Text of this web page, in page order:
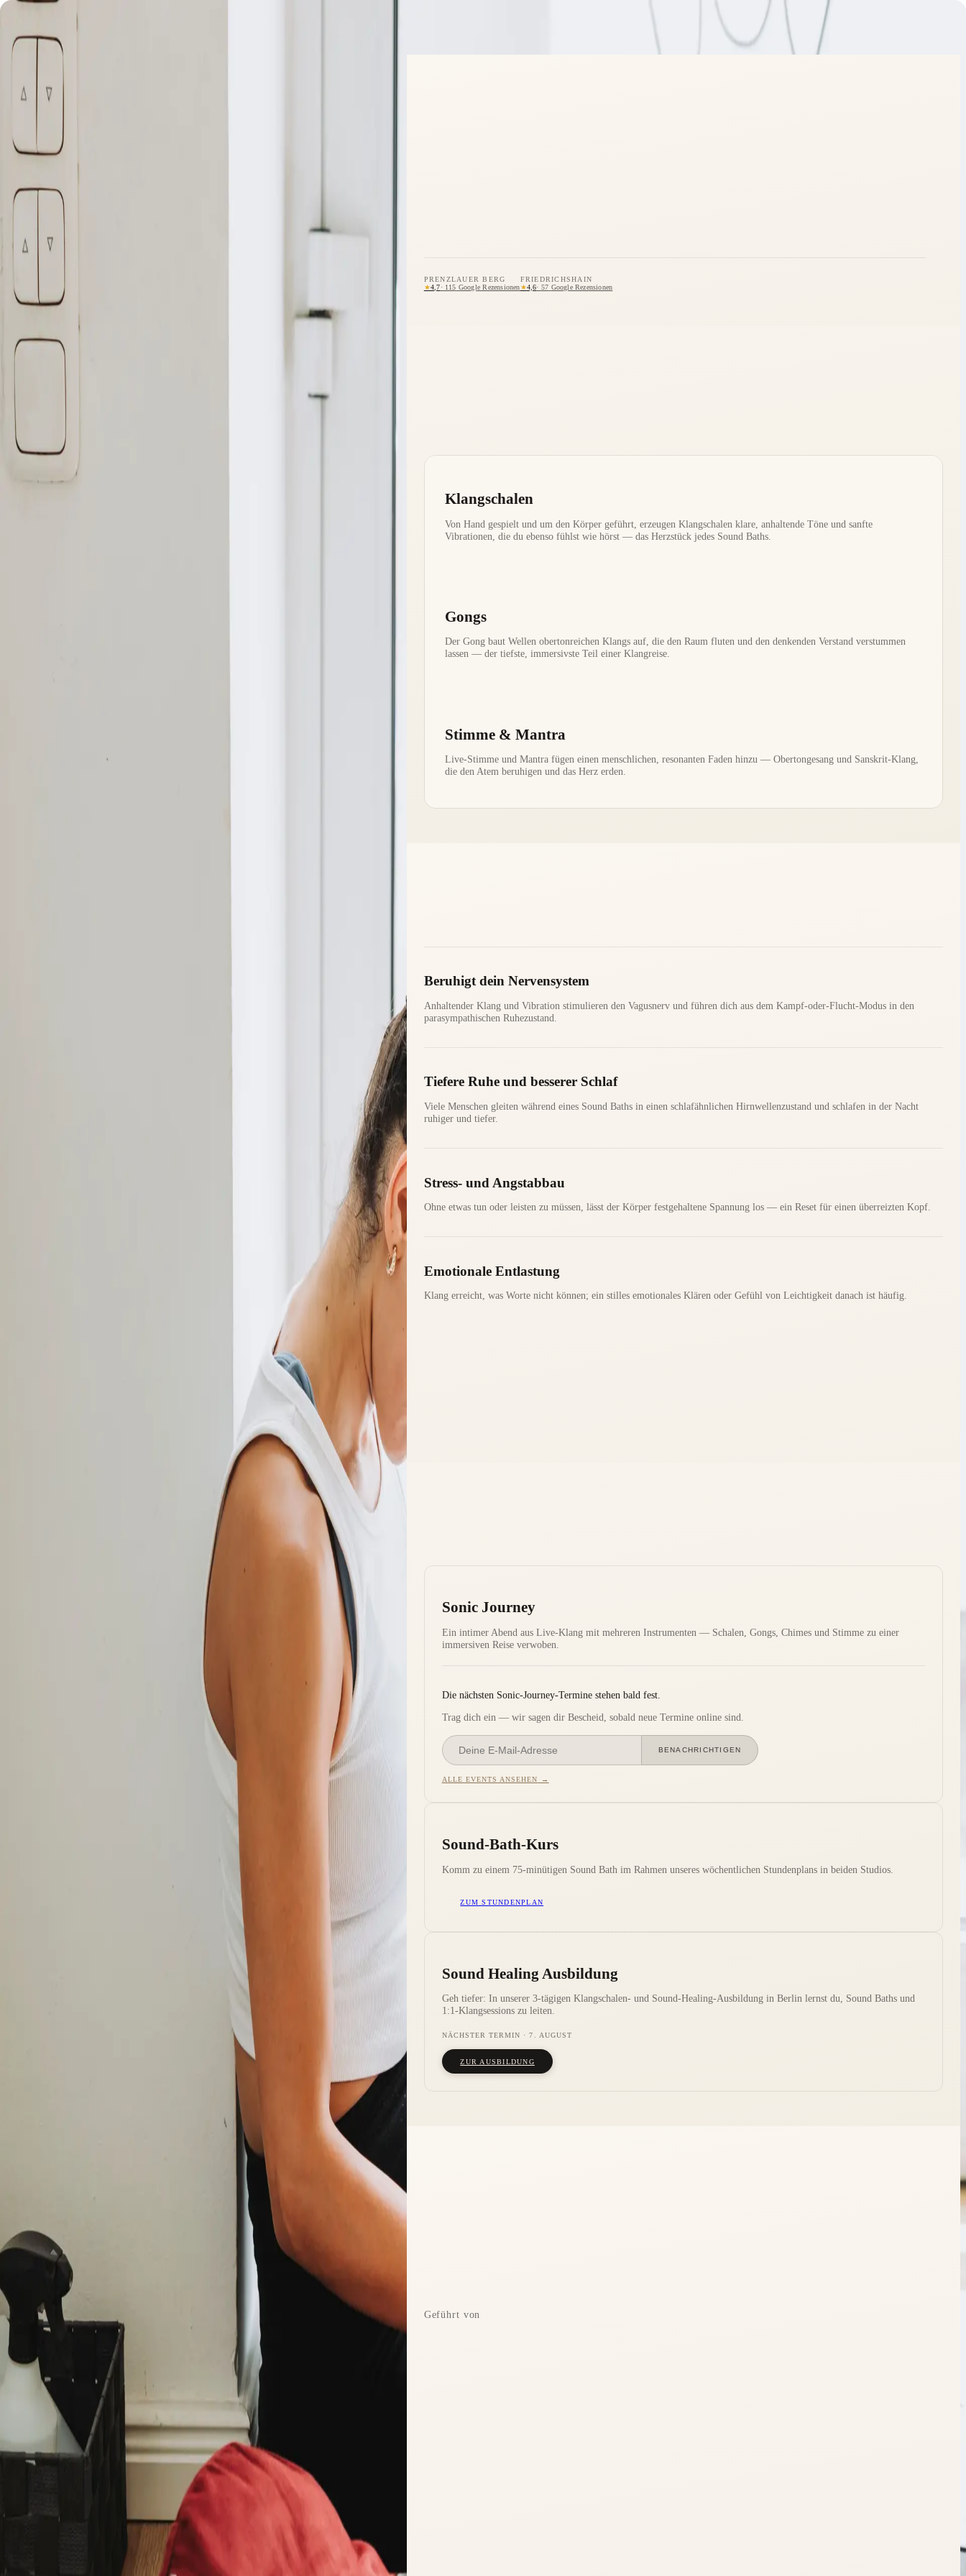
Academy
Kurse
Studios
PRENZLAUER BERG
★4,7· 115 Google Rezensionen
FRIEDRICHSHAIN
★4,6· 57 Google Rezensionen
Klangschalen
Von Hand gespielt und um den Körper geführt, erzeugen Klangschalen klare, anhaltende Töne und sanfte
Vibrationen, die du ebenso fühlst wie hörst — das Herzstück jedes Sound Baths.
Gongs
Der Gong baut Wellen obertonreichen Klangs auf, die den Raum fluten und den denkenden Verstand verstummen
lassen — der tiefste, immersivste Teil einer Klangreise.
Stimme & Mantra
Live-Stimme und Mantra fügen einen menschlichen, resonanten Faden hinzu — Obertongesang und Sanskrit-Klang,
die den Atem beruhigen und das Herz erden.
Beruhigt dein Nervensystem
Anhaltender Klang und Vibration stimulieren den Vagusnerv und führen dich aus dem Kampf-oder-Flucht-Modus in den
parasympathischen Ruhezustand.
Tiefere Ruhe und besserer Schlaf
Viele Menschen gleiten während eines Sound Baths in einen schlafähnlichen Hirnwellenzustand und schlafen in der Nacht
ruhiger und tiefer.
Stress- und Angstabbau
Ohne etwas tun oder leisten zu müssen, lässt der Körper festgehaltene Spannung los — ein Reset für einen überreizten Kopf.
Emotionale Entlastung
Klang erreicht, was Worte nicht können; ein stilles emotionales Klären oder Gefühl von Leichtigkeit danach ist häufig.
Sonic Journey
Ein intimer Abend aus Live-Klang mit mehreren Instrumenten — Schalen, Gongs, Chimes und Stimme zu einer
immersiven Reise verwoben.
Die nächsten Sonic-Journey-Termine stehen bald fest.
Trag dich ein — wir sagen dir Bescheid, sobald neue Termine online sind.
BENACHRICHTIGEN
ALLE EVENTS ANSEHEN →
Sound-Bath-Kurs
Komm zu einem 75-minütigen Sound Bath im Rahmen unseres wöchentlichen Stundenplans in beiden Studios.
ZUM STUNDENPLAN
Sound Healing Ausbildung
Geh tiefer: In unserer 3-tägigen Klangschalen- und Sound-Healing-Ausbildung in Berlin lernst du, Sound Baths und
1:1-Klangsessions zu leiten.
NÄCHSTER TERMIN ·7. AUGUST
ZUR AUSBILDUNG
Geführt von